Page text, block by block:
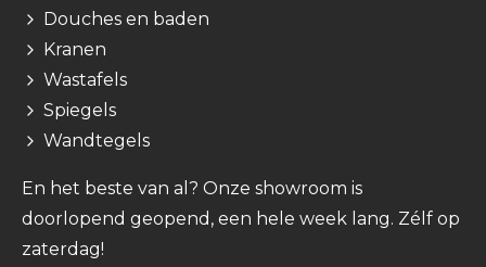
Douches en baden
Kranen
Wastafels
Spiegels
Wandtegels
En het beste van al? Onze showroom is
doorlopend geopend, een hele week lang. Zélf op
zaterdag!